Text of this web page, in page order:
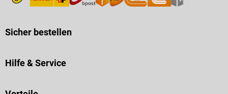
Sicher bestellen
Hilfe & Service